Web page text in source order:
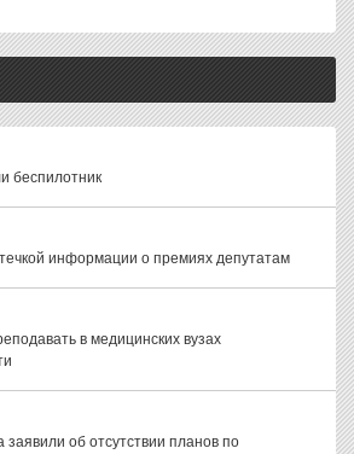
беспилотник
информации о премиях депутатам
в медицинских вузах
заявили об отсутствии планов по